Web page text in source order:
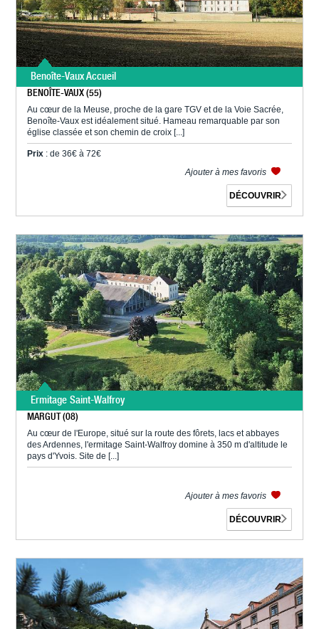
Benoîte-Vaux Accueil
BENOÎTE-VAUX (55)
Au cœur de la Meuse, proche de la gare TGV et de la Voie Sacrée,
Benoîte-Vaux est idéalement situé. Hameau remarquable par son
église classée et son chemin de croix [...]
Prix : de 36€ à 72€
Ajouter à mes favoris
DÉCOUVRIR
Ermitage Saint-Walfroy
MARGUT (08)
Au cœur de l'Europe, situé sur la route des fôrets, lacs et abbayes
des Ardennes, l'ermitage Saint-Walfroy domine à 350 m d'altitude le
pays d'Yvois. Site de [...]
Ajouter à mes favoris
DÉCOUVRIR